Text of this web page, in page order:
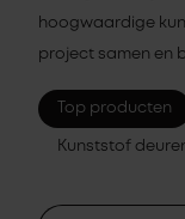
hoogwaardige
project samen en
Top producten
Kunststof